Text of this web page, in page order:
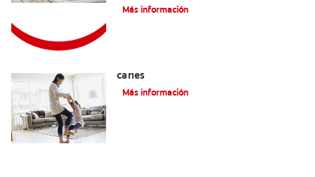
Más información
caries
Más información